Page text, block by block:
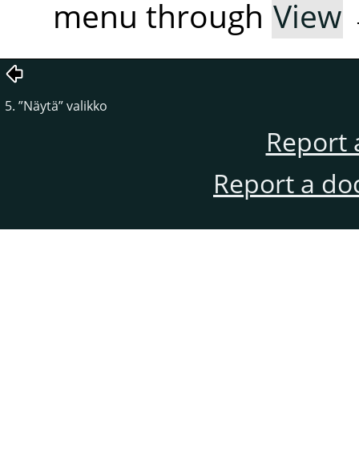
menu through View
5. ”Näytä”valikko
Report
Report a